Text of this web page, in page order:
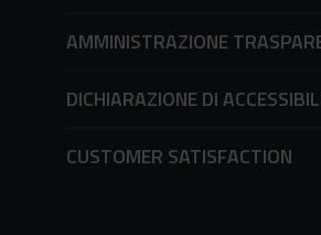
AMMINISTRAZIONE
DICHIARAZIONE DI
CUSTOMER SATISFACTION